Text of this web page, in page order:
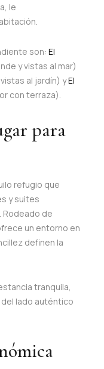
le
son: El
y vistas al mar)
al jardín) yEl
con terraza).
para
refugio que
y suites
Rodeado de
un entorno en
definen la
tranquila,
lado auténtico